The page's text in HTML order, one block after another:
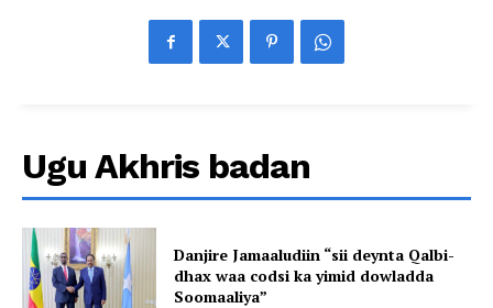
Ugu Akhris badan
Danjire Jamaaludiin “sii deynta Qalbi-
dhax waa codsi ka yimid dowladda
Soomaaliya”